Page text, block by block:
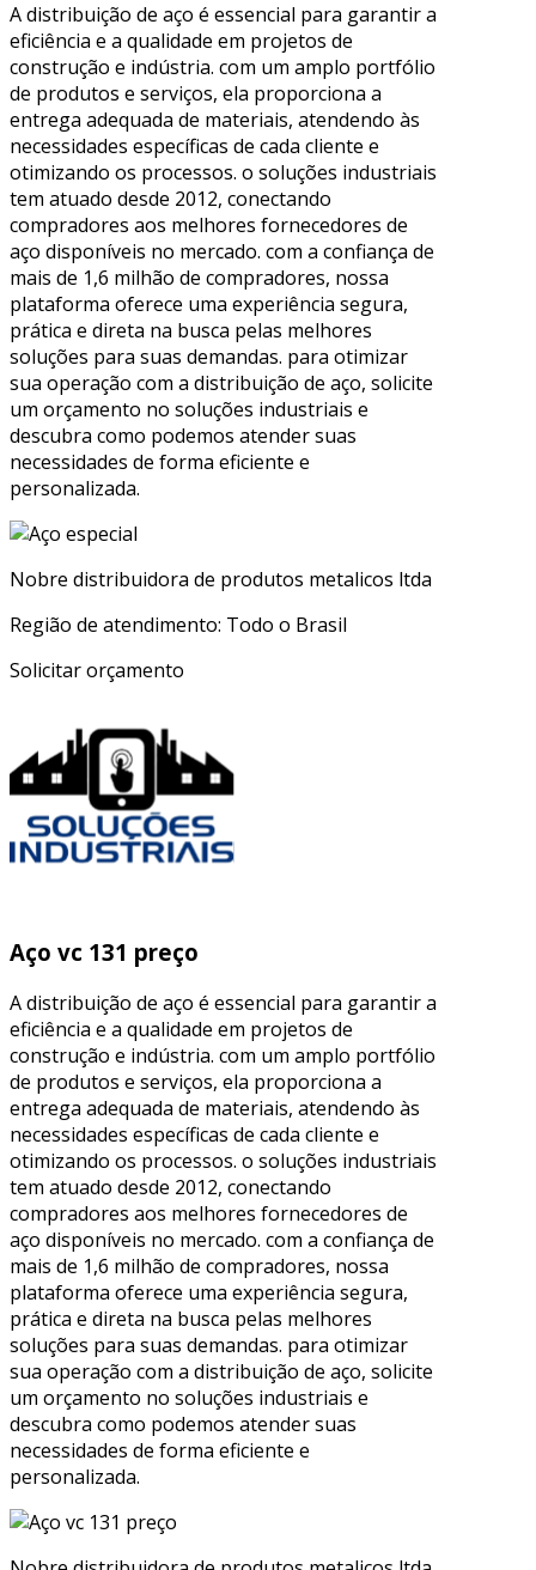
A distribuição de aço é essencial para garantir a
eficiência e a qualidade em projetos de
construção e indústria. com um amplo portfólio
de produtos e serviços, ela proporciona a
entrega adequada de materiais, atendendo às
necessidades específicas de cada cliente e
otimizando os processos. o soluções industriais
tem atuado desde 2012, conectando
compradores aos melhores fornecedores de
aço disponíveis no mercado. com a confiança de
mais de 1,6 milhão de compradores, nossa
plataforma oferece uma experiência segura,
prática e direta na busca pelas melhores
soluções para suas demandas. para otimizar
sua operação com a distribuição de aço, solicite
um orçamento no soluções industriais e
descubra como podemos atender suas
necessidades de forma eficiente e
personalizada.
Nobre distribuidora de produtos metalicos ltda
Região de atendimento: Todo o Brasil
Solicitar orçamento
Aço vc 131 preço
A distribuição de aço é essencial para garantir a
eficiência e a qualidade em projetos de
construção e indústria. com um amplo portfólio
de produtos e serviços, ela proporciona a
entrega adequada de materiais, atendendo às
necessidades específicas de cada cliente e
otimizando os processos. o soluções industriais
tem atuado desde 2012, conectando
compradores aos melhores fornecedores de
aço disponíveis no mercado. com a confiança de
mais de 1,6 milhão de compradores, nossa
plataforma oferece uma experiência segura,
prática e direta na busca pelas melhores
soluções para suas demandas. para otimizar
sua operação com a distribuição de aço, solicite
um orçamento no soluções industriais e
descubra como podemos atender suas
necessidades de forma eficiente e
personalizada.